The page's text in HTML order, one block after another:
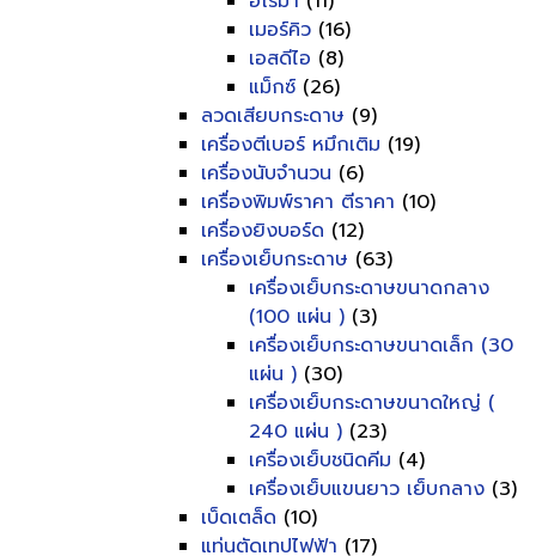
เมอร์คิว (16)
เอสดีไอ (8)
แม็กซ์ (26)
ลวดเสียบกระดาษ (9)
เครื่องตีเบอร์ หมึกเติม (19)
เครื่องนับจำนวน (6)
เครื่องพิมพ์ราคา ตีราคา (10)
เครื่องยิงบอร์ด (12)
เครื่องเย็บกระดาษ (63)
เครื่องเย็บกระดาษขนาดกลาง
(100 แผ่น ) (3)
เครื่องเย็บกระดาษขนาดเล็ก (30
แผ่น ) (30)
เครื่องเย็บกระดาษขนาดใหญ่ (
240 แผ่น ) (23)
เครื่องเย็บชนิดคีม (4)
เครื่องเย็บแขนยาว เย็บกลาง (3)
เบ็ดเตล็ด (10)
แท่นตัดเทปไฟฟ้า (17)